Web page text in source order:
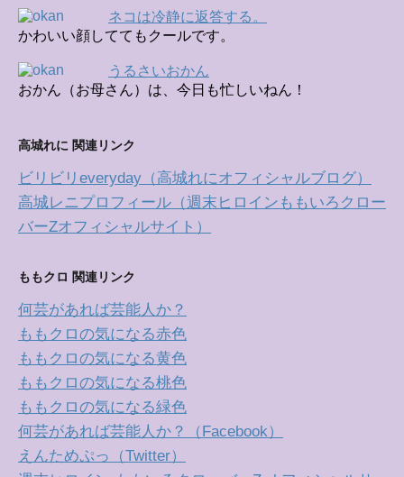
ネコは冷静に返答する。
かわいい顔しててもクールです。
うるさいおかん
おかん（お母さん）は、今日も忙しいねん！
高城れに 関連リンク
ビリビリeveryday（高城れにオフィシャルブログ）
高城レニプロフィール（週末ヒロインももいろクロー
バーZオフィシャルサイト）
ももクロ 関連リンク
何芸があれば芸能人か？
ももクロの気になる赤色
ももクロの気になる黄色
ももクロの気になる桃色
ももクロの気になる緑色
何芸があれば芸能人か？（Facebook）
えんためぷっ（Twitter）